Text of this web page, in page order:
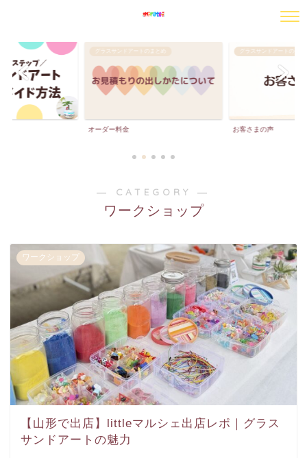
グラスサンドアートのまとめ
オーダー料金
グラスサンドアートのまと
お客さまの声
― CATEGORY ―
ワークショップ
ワークショップ
【山形で出店】littleマルシェ出店レポ｜グラス
サンドアートの魅力